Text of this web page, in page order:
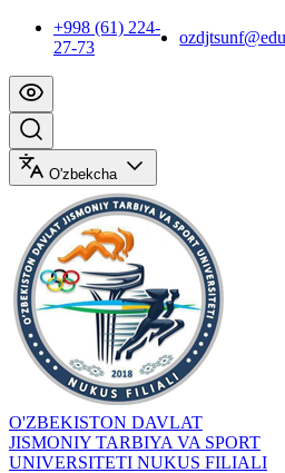
+998 (61) 224-
27-73
O'zbekcha
O'ZBEKISTON DAVLAT
JISMONIY TARBIYA VA SPORT
UNIVERSITETI NUKUS FILIALI